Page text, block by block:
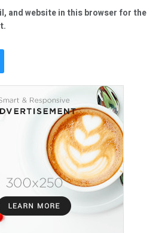
and website in this browser for the